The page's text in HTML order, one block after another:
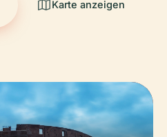
Karte anzeigen